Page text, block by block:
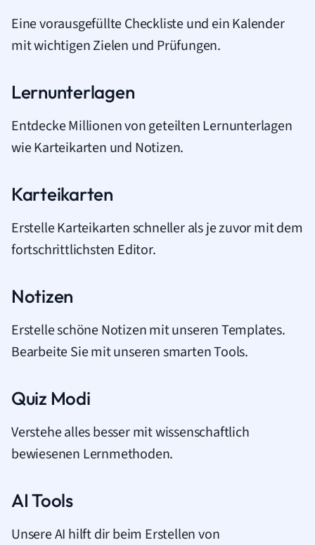
Eine vorausgefüllte Checkliste und ein Kalender
mit wichtigen Zielen und Prüfungen.
Lernunterlagen
Entdecke Millionen von geteilten Lernunterlagen
wie Karteikarten und Notizen.
Karteikarten
Erstelle Karteikarten schneller als je zuvor mit dem
fortschrittlichsten Editor.
Notizen
Erstelle schöne Notizen mit unseren Templates.
Bearbeite Sie mit unseren smarten Tools.
Quiz Modi
Verstehe alles besser mit wissenschaftlich
bewiesenen Lernmethoden.
AI Tools
Unsere AI hilft dir beim Erstellen von